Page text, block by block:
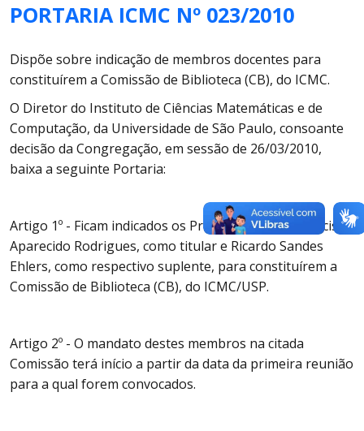
PORTARIA ICMC Nº 023/2010
Dispõe sobre indicação de membros docentes para
constituírem a Comissão de Biblioteca (CB), do ICMC.
O Diretor do Instituto de Ciências Matemáticas e de
Computação, da Universidade de São Paulo, consoante
decisão da Congregação, em sessão de 26/03/2010,
baixa a seguinte Portaria:
Artigo 1º - Ficam indicados os Professores Drs. Francisco
Aparecido Rodrigues, como titular e Ricardo Sandes
Ehlers, como respectivo suplente, para constituírem a
Comissão de Biblioteca (CB), do ICMC/USP.
Artigo 2º - O mandato destes membros na citada
Comissão terá início a partir da data da primeira reunião
para a qual forem convocados.